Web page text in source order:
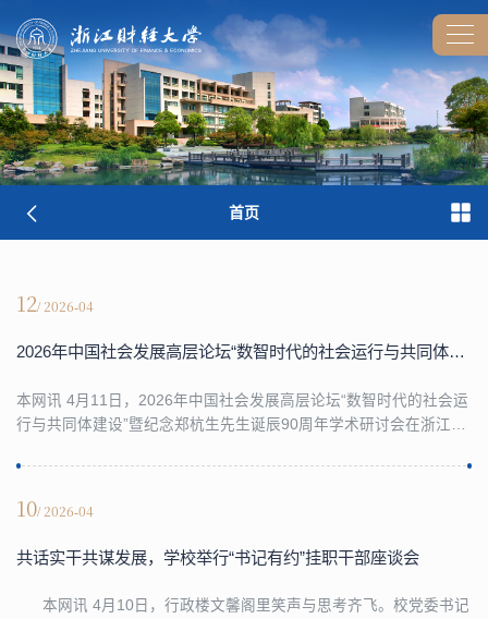
首页
12/ 2026-04
2026年中国社会发展高层论坛“数智时代的社会运行与共同体建设”暨纪念郑杭生先生诞辰90周年学术研讨会在我校举行
本网讯 4月11日，2026年中国社会发展高层论坛“数智时代的社会运
行与共同体建设”暨纪念郑杭生先生诞辰90周年学术研讨会在浙江财
者齐聚杭州，共同探讨数智时代社会运行与共同体建设的前沿议
冯仕政，中国社会学会会长、中国社会科学院学部委员张翼在开幕
10/ 2026-04
共话实干共谋发展，学校举行“书记有约”挂职干部座谈会
本网讯 4月10日，行政楼文馨阁里笑声与思考齐飞。校党委书记